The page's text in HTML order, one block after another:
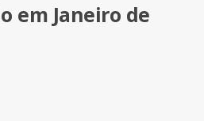
em Janeiro de